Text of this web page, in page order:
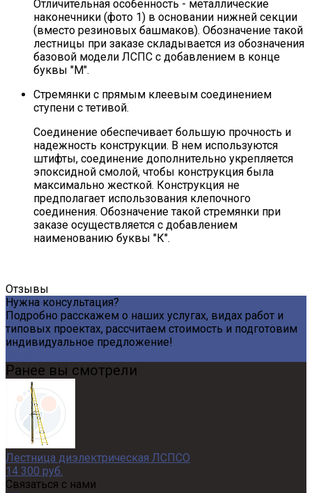
Отличительная особенность - металлические
наконечники (фото 1) в основании нижней секции
(вместо резиновых башмаков). Обозначение такой
лестницы при заказе складывается из обозначения
базовой модели ЛСПС с добавлением в конце
буквы "М".
Стремянки с прямым клеевым соединением
ступени с тетивой.
Соединение обеспечивает большую прочность и
надежность конструкции. В нем используются
штифты, соединение дополнительно укрепляется
эпоксидной смолой, чтобы конструкция была
максимально жесткой. Конструкция не
предполагает использования клепочного
соединения. Обозначение такой стремянки при
заказе осуществляется с добавлением
наименованию буквы "К".
Отзывы
Нужна консультация?
Подробно расскажем о наших услугах, видах работ и
типовых проектах, рассчитаем стоимость и подготовим
индивидуальное предложение!
Ранее вы смотрели
Лестница диэлектрическая ЛСПСО
14 300 руб.
Связаться с нами